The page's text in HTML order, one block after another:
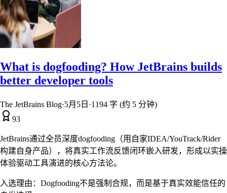
What is dogfooding? How JetBrains builds
better developer tools
The JetBrains Blog·5月5日 ·1194 字 (约 5 分钟)
93
JetBrains通过全员深度dogfooding（用自家IDEA/YouTrack/Rider
构建自身产品），将真实工作流反馈闭环嵌入研发，形成以实操
体验驱动工具演进的核心方法论。
入选理由： Dogfooding不是强制合规，而是基于真实效能信任的